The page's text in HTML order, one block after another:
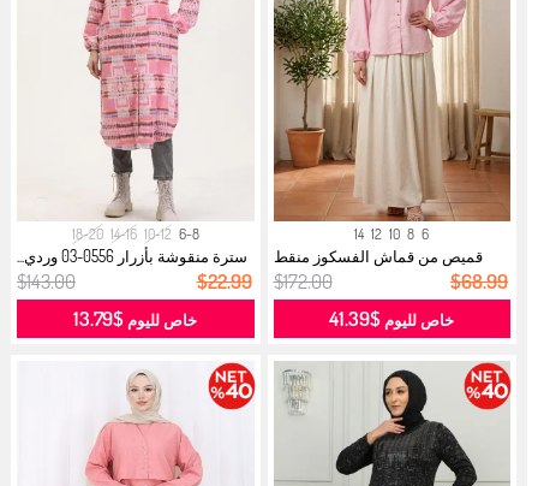
6
8
10
12
14
قميص من قماش الفسكوز منقط
6240-04 و...
$172.00 $68.99
خاص لليوم $41.39
6-8
10-12
14-16
18-20
سترة منقوشة بأزرار 0556-03 وردي...
$143.00 $22.99
خاص لليوم $13.79